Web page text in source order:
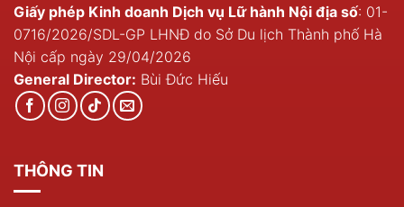
Giấy phép Kinh doanh Dịch vụ Lữ hành Nội địa số: 01-
0716/2026/SDL-GP LHNĐ do Sở Du lịch Thành phố Hà
Nội cấp ngày 29/04/2026
General Director: Bùi Đức Hiếu
THÔNG TIN